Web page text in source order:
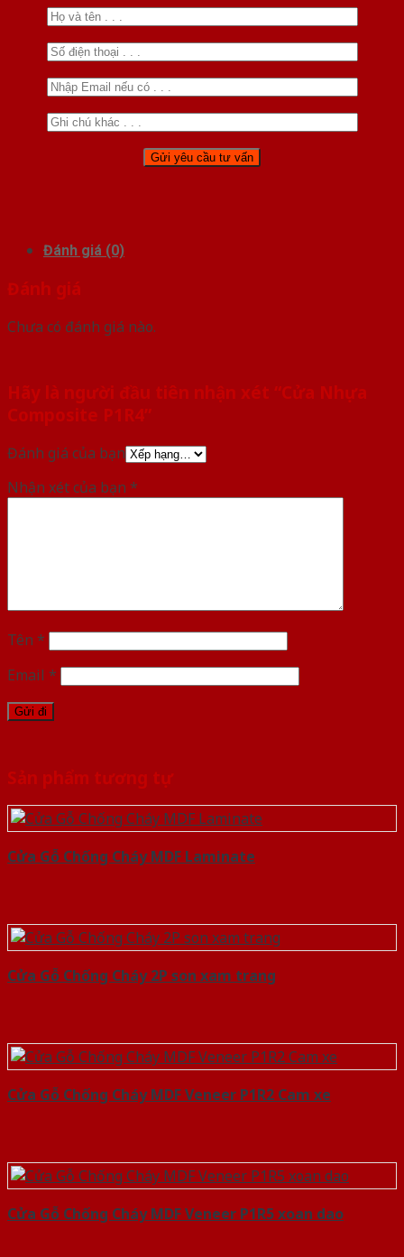
Đánh giá (0)
Đánh giá
Chưa có đánh giá nào.
Hãy là người đầu tiên nhận xét “Cửa Nhựa
Composite P1R4”
Đánh giá của bạn
Nhận xét của bạn *
Tên *
Email *
Sản phẩm tương tự
Cửa Gỗ Chống Cháy MDF Laminate
Cửa Gỗ Chống Cháy 2P son xam trang
Cửa Gỗ Chống Cháy MDF Veneer P1R2 Cam xe
Cửa Gỗ Chống Cháy MDF Veneer P1R5 xoan dao